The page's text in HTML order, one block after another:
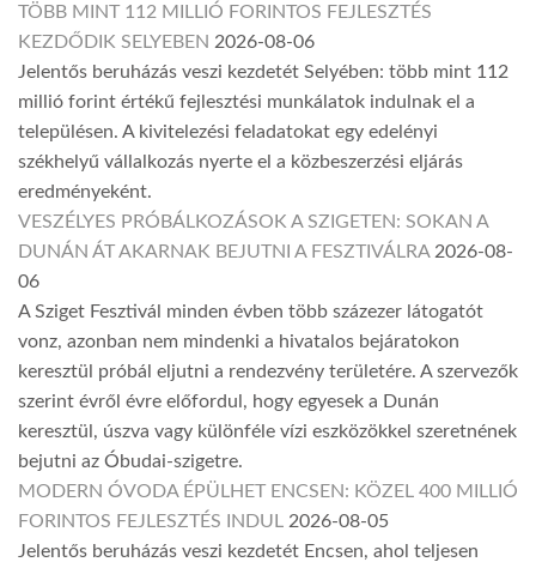
TÖBB MINT 112 MILLIÓ FORINTOS FEJLESZTÉS
KEZDŐDIK SELYEBEN 2026-08-06
Jelentős beruházás veszi kezdetét Selyében: több mint 112
millió forint értékű fejlesztési munkálatok indulnak el a
településen. A kivitelezési feladatokat egy edelényi
székhelyű vállalkozás nyerte el a közbeszerzési eljárás
eredményeként.
VESZÉLYES PRÓBÁLKOZÁSOK A SZIGETEN: SOKAN A
DUNÁN ÁT AKARNAK BEJUTNI A FESZTIVÁLRA 2026-08-
06
A Sziget Fesztivál minden évben több százezer látogatót
vonz, azonban nem mindenki a hivatalos bejáratokon
keresztül próbál eljutni a rendezvény területére. A szervezők
szerint évről évre előfordul, hogy egyesek a Dunán
keresztül, úszva vagy különféle vízi eszközökkel szeretnének
bejutni az Óbudai-szigetre.
MODERN ÓVODA ÉPÜLHET ENCSEN: KÖZEL 400 MILLIÓ
FORINTOS FEJLESZTÉS INDUL 2026-08-05
Jelentős beruházás veszi kezdetét Encsen, ahol teljesen